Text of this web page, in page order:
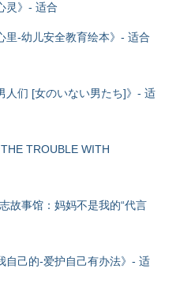
灵》- 适合
里-幼儿安全教育绘本》- 适合
人们 [女のいない男たち]》- 适
TROUBLE WITH
故事馆：妈妈不是我的“代言
自己的-爱护自己有办法》- 适